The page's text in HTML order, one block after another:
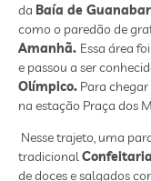
da Baía de
como o paredão de
Amanhã. Essa área
e passou a ser
Olímpico. Para chegar
na estação Praça dos
Nesse trajeto, uma
tradicional
de doces e salgados